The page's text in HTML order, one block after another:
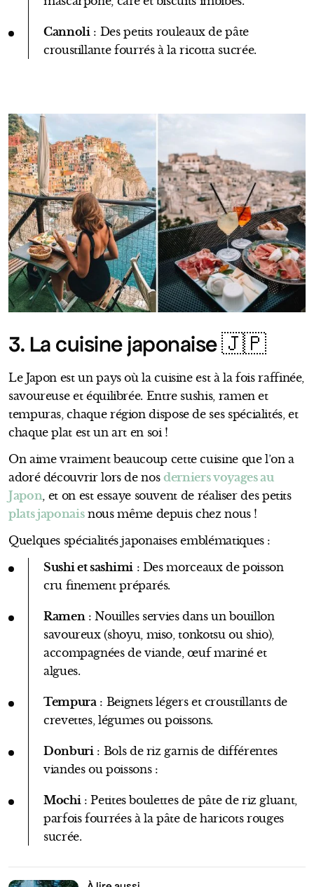
Cannoli : Des petits rouleaux de pâte
croustillante fourrés à la ricotta sucrée.
3. La cuisine japonaise 🇯🇵
Le Japon est un pays où la cuisine est à la fois raffinée,
savoureuse et équilibrée. Entre sushis, ramen et
tempuras, chaque région dispose de ses spécialités, et
chaque plat est un art en soi !
On aime vraiment beaucoup cette cuisine que l’on a
adoré découvrir lors de nos derniers voyages au
Japon , et on est essaye souvent de réaliser des petits
plats japonaisnous même depuis chez nous !
Quelques spécialités japonaises emblématiques :
Sushi et sashimi : Des morceaux de poisson
cru finement préparés.
Ramen : Nouilles servies dans un bouillon
savoureux (shoyu, miso, tonkotsu ou shio),
accompagnées de viande, œuf mariné et
algues.
Tempura : Beignets légers et croustillants de
crevettes, légumes ou poissons.
Donburi : Bols de riz garnis de différentes
viandes ou poissons :
Mochi : Petites boulettes de pâte de riz gluant,
parfois fourrées à la pâte de haricots rouges
sucrée.